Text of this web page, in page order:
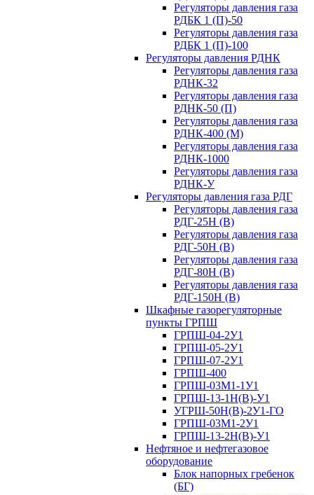
Регуляторы давления газа
РДБК 1 (П)-50
Регуляторы давления газа
РДБК 1 (П)-100
Регуляторы давления РДНК
Регуляторы давления газа
РДНК-32
Регуляторы давления газа
РДНК-50 (П)
Регуляторы давления газа
РДНК-400 (М)
Регуляторы давления газа
РДНК-1000
Регуляторы давления газа
РДНК-У
Регуляторы давления газа РДГ
Регуляторы давления газа
РДГ-25Н (В)
Регуляторы давления газа
РДГ-50Н (В)
Регуляторы давления газа
РДГ-80Н (В)
Регуляторы давления газа
РДГ-150Н (В)
Шкафные газорегуляторные
пункты ГРПШ
ГРПШ-04-2У1
ГРПШ-05-2У1
ГРПШ-07-2У1
ГРПШ-400
ГРПШ-03М1-1У1
ГРПШ-13-1Н(В)-У1
УГРШ-50Н(В)-2У1-ГО
ГРПШ-03М1-2У1
ГРПШ-13-2Н(В)-У1
Нефтяное и нефтегазовое
оборудование
Блок напорных гребенок
(БГ)